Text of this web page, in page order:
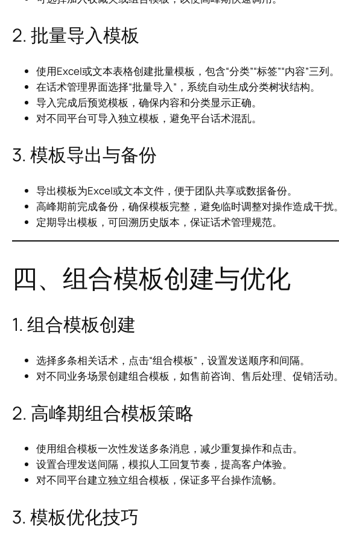
2. 批量导入模板
使用Excel或文本表格创建批量模板，包含“分类”“标签”“内容”三列。
在话术管理界面选择“批量导入”，系统自动生成分类树状结构。
导入完成后预览模板，确保内容和分类显示正确。
对不同平台可导入独立模板，避免平台话术混乱。
3. 模板导出与备份
导出模板为Excel或文本文件，便于团队共享或数据备份。
高峰期前完成备份，确保模板完整，避免临时调整对操作造成干扰。
定期导出模板，可回溯历史版本，保证话术管理规范。
四、组合模板创建与优化
1. 组合模板创建
选择多条相关话术，点击“组合模板”，设置发送顺序和间隔。
对不同业务场景创建组合模板，如售前咨询、售后处理、促销活动。
2. 高峰期组合模板策略
使用组合模板一次性发送多条消息，减少重复操作和点击。
设置合理发送间隔，模拟人工回复节奏，提高客户体验。
对不同平台建立独立组合模板，保证多平台操作流畅。
3. 模板优化技巧